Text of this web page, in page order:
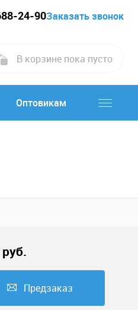
24-90Заказать звонок
В корзине пока пусто
Оптовикам
Предзаказ